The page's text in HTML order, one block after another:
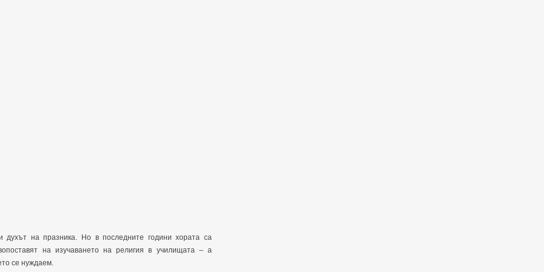
на празника. Но в последните години хората са
на изучаването на религия в училищата – а
се нуждаем.